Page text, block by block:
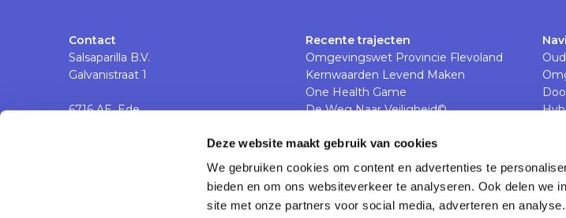
Deze website maakt gebruik van cookies
We gebruiken cookies om content en advertenties te
bieden en om ons websiteverkeer te analyseren. Ook delen we
site met onze partners voor social media, adverteren en
Contact
Salsaparilla B.V.
Galvanistraat 1
6716 AE, Ede
Recente trajecten
Omgevingswet Provincie Flevoland
Kernwaarden Levend Maken
One Health Game
De Weg Naar Veiligheid©